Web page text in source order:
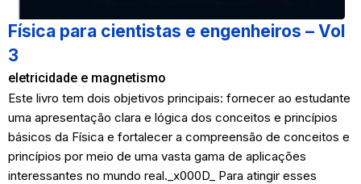
Física para cientistas e engenheiros – Vol
3
eletricidade e magnetismo
Este livro tem dois objetivos principais: fornecer ao estudante
uma apresentação clara e lógica dos conceitos e princípios
básicos da Física e fortalecer a compreensão de conceitos e
princípios por meio de uma vasta gama de aplicações
interessantes no mundo real._x000D_ Para atingir esses